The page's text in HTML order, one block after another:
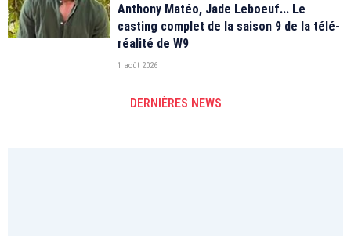
Anthony Matéo, Jade Leboeuf... Le
casting complet de la saison 9 de la télé-
réalité de W9
1 août 2026
DERNIÈRES NEWS